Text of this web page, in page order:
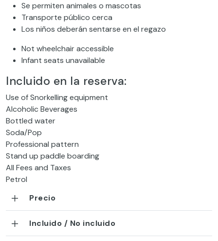
Se permiten animales o mascotas
Transporte público cerca
Los niños deberán sentarse en el regazo
Not wheelchair accessible
Infant seats unavailable
Incluido en la reserva:
Use of Snorkelling equipment
Alcoholic Beverages
Bottled water
Soda/Pop
Professional pattern
Stand up paddle boarding
All Fees and Taxes
Petrol
Precio
Incluido / No incluido